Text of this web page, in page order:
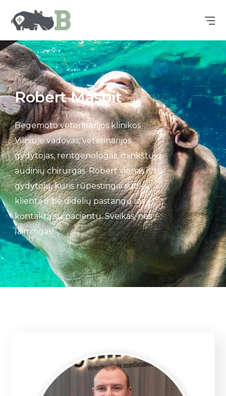
Robert Masoit
Begemoto veterinarijos klinikos
Vilniuje vadovas, veterinarijos
gydytojas, rentgenologas, minkštųjų
audinių chirurgas. Robert vienas iš tų
gydytojų, kuris rūpestingai sutiks
klientą ir be didelių pastangų ras
kontaktą su pacientu. Sveikas, nes
laimingas!